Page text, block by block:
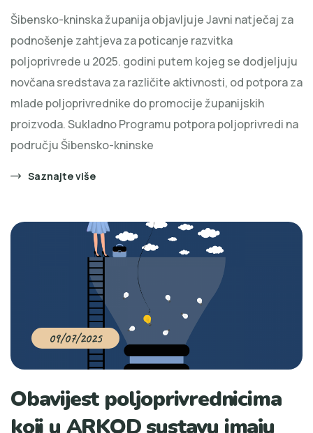
Šibensko-kninska županija objavljuje Javni natječaj za
podnošenje zahtjeva za poticanje razvitka
poljoprivrede u 2025. godini putem kojeg se dodjeljuju
novčana sredstava za različite aktivnosti, od potpora za
mlade poljoprivrednike do promocije županijskih
proizvoda. Sukladno Programu potpora poljoprivredi na
području Šibensko-kninske
Saznajte više
09/07/2025
Obavijest poljoprivrednicima
koji u ARKOD sustavu imaju